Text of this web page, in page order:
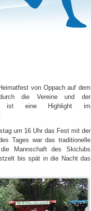
von Oppach auf dem
die Vereine und der
ist eine Highlight im
um 16 Uhr das Fest mit der
Tages war das traditionelle
Mannschaft des Skiclubs
bis spät in die Nacht das